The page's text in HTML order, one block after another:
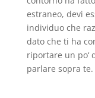
estraneo, devi
individuo che
dato che ti ha
riportare un po‘
parlare sopra te.